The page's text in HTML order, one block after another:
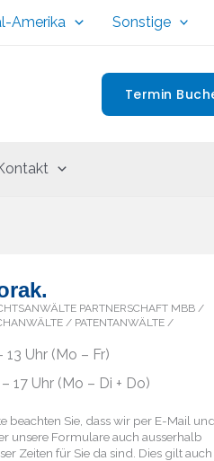
Amerika Sonstige
Termin
PARTNERSCHAFT MBB /
/ PATENTANWÄLTE /
13 Uhr (Mo – Fr)
17 Uhr (Mo – Di + Do)
beachten Sie, dass wir per E-Mail und
unsere Formulare auch ausserhalb
Zeiten für Sie da sind. Dies gilt auch